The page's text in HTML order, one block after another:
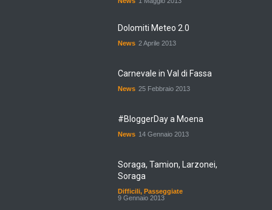
Dolomiti Meteo 2.0
News 2 Aprile 2013
Carnevale in Val di Fassa
News 25 Febbraio 2013
#BloggerDay a Moena
News 14 Gennaio 2013
Soraga, Tamion, Larzonei,
Soraga
Difficili, Passeggiate
9 Gennaio 2013